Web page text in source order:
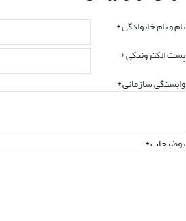
نام و نام خانوادگی*
پست الکترونیکی*
وابستگی سازمانی *
توضیحات *